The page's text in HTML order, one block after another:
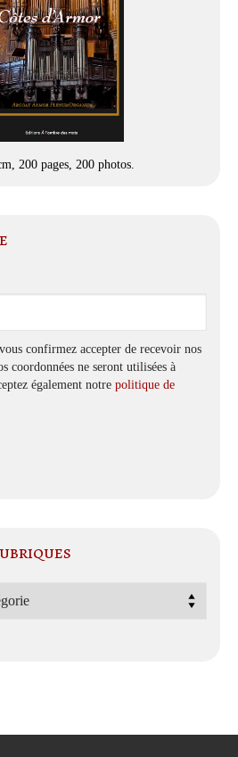
200 pages, 200 photos.
confirmez accepter de recevoir nos
coordonnées ne seront utilisées à
également notre politique de